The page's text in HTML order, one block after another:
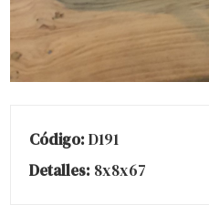
Código: D191
Detalles: 8x8x67